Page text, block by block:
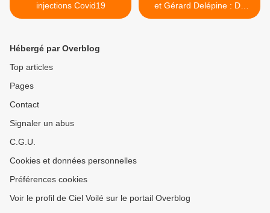
injections Covid19
et Gérard Delépine : Du
cancer à la vie >
Hébergé par Overblog
Top articles
Pages
Contact
Signaler un abus
C.G.U.
Cookies et données personnelles
Préférences cookies
Voir le profil de Ciel Voilé sur le portail Overblog